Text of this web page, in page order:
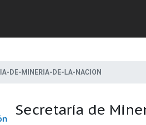
DE-MINERIA-DE-LA-NACION
Secretaría de